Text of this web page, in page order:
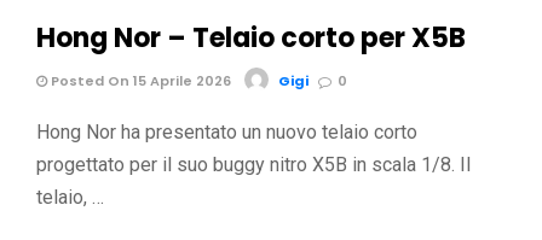
Hong Nor – Telaio corto per X5B
Posted On 15 Aprile 2026 Gigi 0
Hong Nor ha presentato un nuovo telaio corto
progettato per il suo buggy nitro X5B in scala 1/8. Il
telaio, …